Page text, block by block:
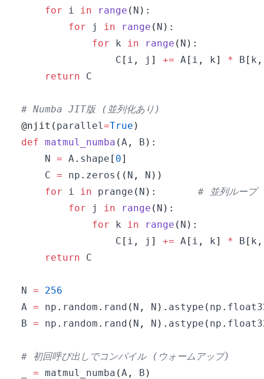
for i in range ( N ) :
for j in range ( N ) :
for k in range ( N ) :
                C
[ i , j ] += A[ i , k] * B [ k ,
return
# Numba JIT版 (並列化あり)
@njit ( parallel=True )
def matmul_numba (A , B ) :
    N
= A. shape [ 0]
    C
= np . zeros ( ( N , N ) )
for i in prange ( N ) :
# 並列ループ
for j in range ( N ) :
for k in range ( N ) :
                C
[ i , j ] += A[ i , k] * B [ k ,
return
N =
256
A = np . random . rand ( N , N ) . astype ( np .
B = np . random . rand ( N , N ) . astype ( np .
# 初回呼び出しでコンパイル (ウォームアップ)
= matmul_numba (A , B )